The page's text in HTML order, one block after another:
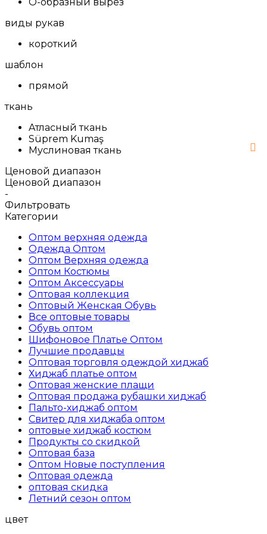
О-образный вырез
виды рукав
короткий
шаблон
прямой
ткань
Aтласный ткань
Süprem Kumaş
Муслиновая ткань
Ценовой диапазон
Ценовой диапазон
-
Фильтровать
Категории
Оптом верхняя одежда
Одежда Оптом
Оптом Верхняя одежда
Оптом Костюмы
Оптом Аксессуары
Оптовая коллекция
Oптовый Женская Обувь
Все оптовые товары
Обувь оптом
Шифоновое Платье Оптом
Лучшие продавцы
Оптовая торговля одеждой хиджаб
Хиджаб платье оптом
Оптовая женские плащи
Оптовая продажа рубашки хиджаб
Пальто-хиджаб оптом
Свитер для хиджаба оптом
оптовые хиджаб костюм
Продукты со скидкой
Оптовая база
Оптом Новые поступления
Оптовая одежда
оптовая скидка
Летний сезон оптом
цвет